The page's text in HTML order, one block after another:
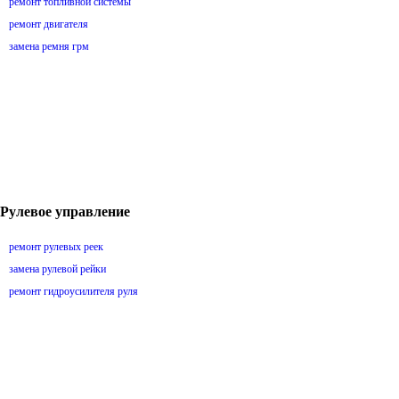
ремонт двигателя
замена ремня грм
Рулевое управление
ремонт рулевых реек
замена рулевой рейки
ремонт гидроусилителя руля